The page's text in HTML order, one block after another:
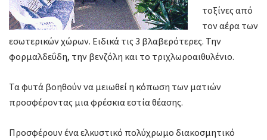
τοξίνες από
τον αέρα των
εσωτερικών χώρων. Ειδικά τις 3 βλαβερότερες. Την
φορμαλδεΰδη, την βενζόλη και το τριχλωροαιθυλένιο.
Τα φυτά βοηθούν να μειωθεί η κόπωση των ματιών
προσφέροντας μια φρέσκια εστία θέασης.
Προσφέρουν ένα ελκυστικό πολύχρωμο διακοσμητικό